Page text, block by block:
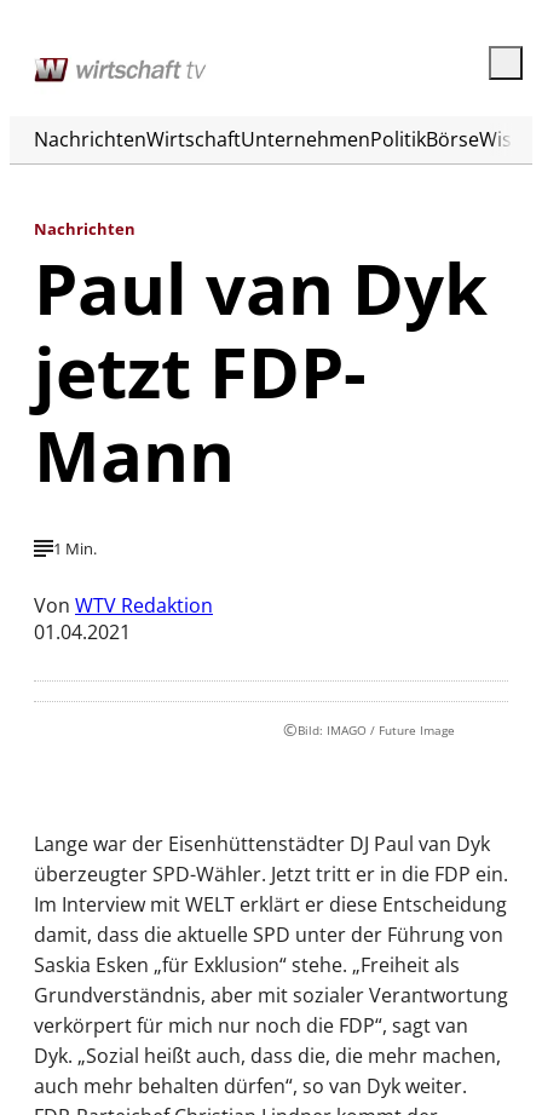
NachrichtenWirtschaftUnternehmenPolitikBörse
Nachrichten
Paul van Dyk
jetzt FDP-
Mann
1 Min.
Von WTV Redaktion
01.04.2021
©Bild: IMAGO / Future Image
Lange war der Eisenhüttenstädter DJ Paul van Dyk
überzeugter SPD-Wähler. Jetzt tritt er in die FDP ein.
Im Interview mit WELT erklärt er diese Entscheidung
damit, dass die aktuelle SPD unter der Führung von
Saskia Esken „für Exklusion“ stehe. „Freiheit als
Grundverständnis, aber mit sozialer Verantwortung
verkörpert für mich nur noch die FDP“, sagt van
Dyk. „Sozial heißt auch, dass die, die mehr machen,
auch mehr behalten dürfen“, so van Dyk weiter.